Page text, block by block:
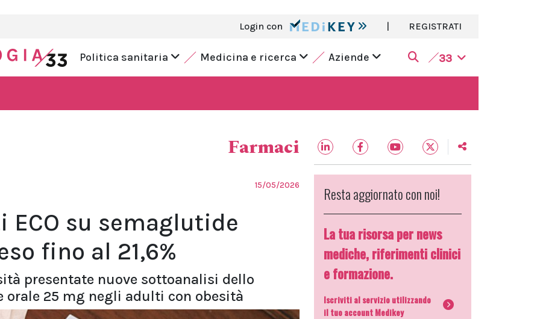
Login con | REGISTRATI
Politica sanitaria Medicina e ricerca Aziende 33
Farmaci
15/05/2026
ECO su semaglutide
fino al 21,6%
presentate nuove sottoanalisi dello
orale 25 mg negli adulti con obesità
Resta aggiornato con noi!
La tua risorsa per news
mediche, riferimenti clinici
e formazione.
Iscriviti al servizio utilizzando
il tuo account Medikey